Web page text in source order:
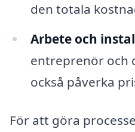
den totala
Arbete och
entreprenör och
också påverka
För att göra